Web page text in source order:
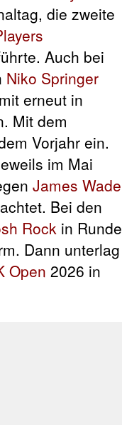
die zweite
Auch bei
Niko Springer
erneut in
Mit dem
Vorjahr ein.
im Mai
James Wade
Bei den
Rock in Runde
Dann unterlag
Open 2026 in